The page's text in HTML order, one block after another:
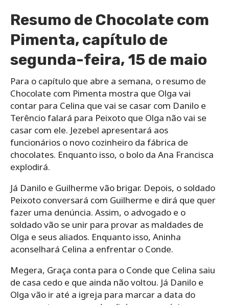
Resumo de Chocolate com
Pimenta, capítulo de
segunda-feira, 15 de maio
Para o capítulo que abre a semana, o resumo de
Chocolate com Pimenta mostra que Olga vai
contar para Celina que vai se casar com Danilo e
Terêncio falará para Peixoto que Olga não vai se
casar com ele. Jezebel apresentará aos
funcionários o novo cozinheiro da fábrica de
chocolates. Enquanto isso, o bolo da Ana Francisca
explodirá.
Já Danilo e Guilherme vão brigar. Depois, o soldado
Peixoto conversará com Guilherme e dirá que quer
fazer uma denúncia. Assim, o advogado e o
soldado vão se unir para provar as maldades de
Olga e seus aliados. Enquanto isso, Aninha
aconselhará Celina a enfrentar o Conde.
Megera, Graça conta para o Conde que Celina saiu
de casa cedo e que ainda não voltou. Já Danilo e
Olga vão ir até a igreja para marcar a data do